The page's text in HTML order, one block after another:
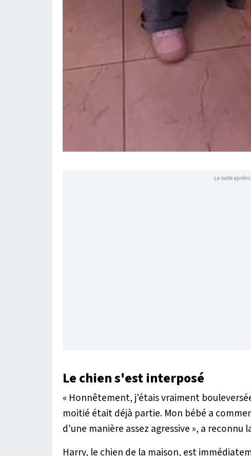
La suite après
Le chien s'est interposé
« Honnêtement, j'étais vraiment
moitié était déjà partie. Mon bébé a
d'une manière assez agressive », a reconnu
Harry, le chien de la maison, est